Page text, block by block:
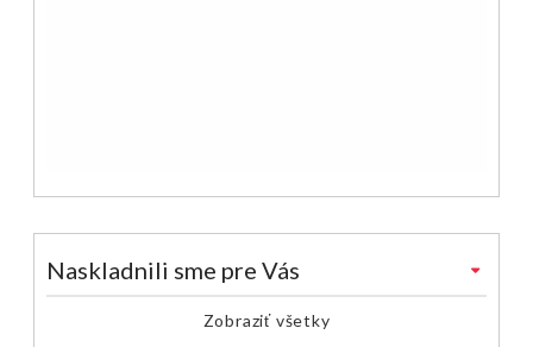
Naskladnili sme pre Vás
Zobraziť všetky